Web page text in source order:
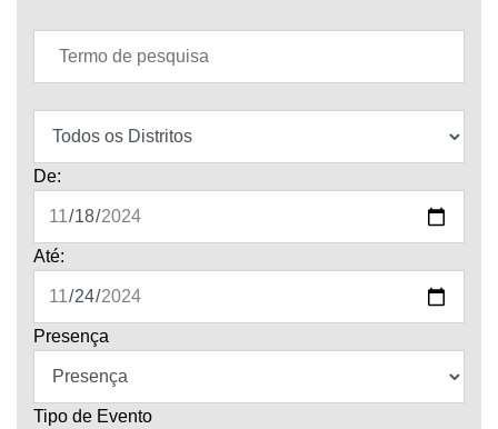
De:
Até:
Presença
Tipo de Evento